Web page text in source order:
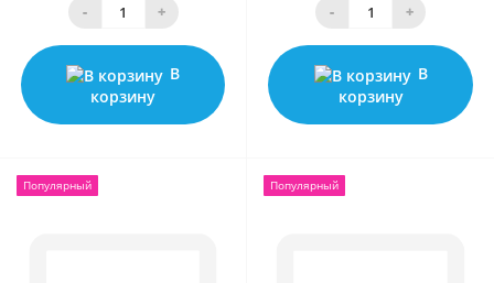
- +
В
корзину
- +
В
корзину
Популярный Популярный